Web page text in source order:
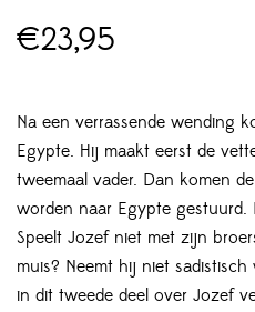
€23,95
Na een verrassende wending
Egypte. Hij maakt eerst de
tweemaal vader. Dan komen
worden naar Egypte
Speelt Jozef niet met zijn
muis? Neemt hij niet
in dit tweede deel over Jozef